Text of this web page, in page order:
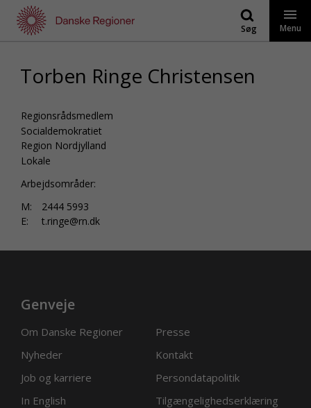
indhold
Søg Menu
Torben Ringe Christensen
Regionsrådsmedlem
Socialdemokratiet
Region Nordjylland
Lokale
Arbejdsområder:
M:
2444 5993
E:
t.ringe@rn.dk
Genveje
Om Danske Regioner
Presse
Nyheder
Kontakt
Job og karriere
Persondatapolitik
In English
Tilgængelighedserklæring